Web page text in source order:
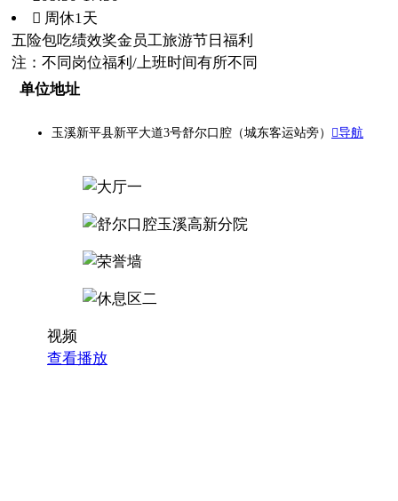
 周休1天
五险包吃绩效奖金 员工旅游节日福利
注：不同岗位福利/上班时间有所不同
单位地址
玉溪新平县新平大道3号舒尔口腔（城东客运站旁） 导航
视频
查看播放